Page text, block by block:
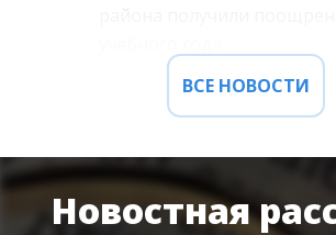
ВСЕ НОВОСТИ
Новостная